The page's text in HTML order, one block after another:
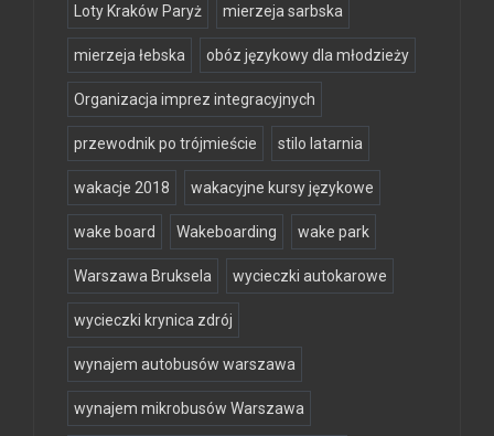
Loty Kraków Paryż mierzeja sarbska
mierzeja łebska obóz językowy dla młodzieży
Organizacja imprez integracyjnych
przewodnik po trójmieście stilo latarnia
wakacje 2018 wakacyjne kursy językowe
wake board Wakeboarding wake park
Warszawa Bruksela wycieczki autokarowe
wycieczki krynica zdrój
wynajem autobusów warszawa
wynajem mikrobusów Warszawa